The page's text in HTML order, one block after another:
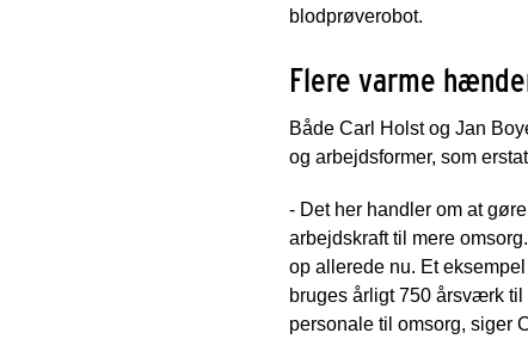
blodprøverobot.
Flere varme
Både Carl Holst og Jan
og arbejdsformer, som
- Det her handler om at
arbejdskraft til mere
op allerede nu. Et
bruges årligt 750 årsværk
personale til omsorg, siger